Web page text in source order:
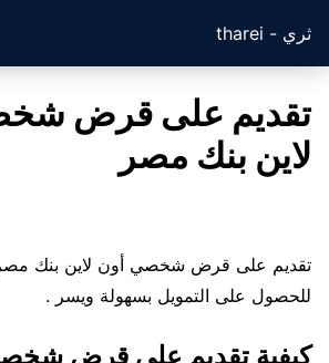
ثري - tharei
تقديم على قرض
لاين بنك مصر
تقديم على قرض شخصي أون لاين بنك مصر
للحصول على التمويل بسهولة ويسر .
كيفية تقديم على قرض